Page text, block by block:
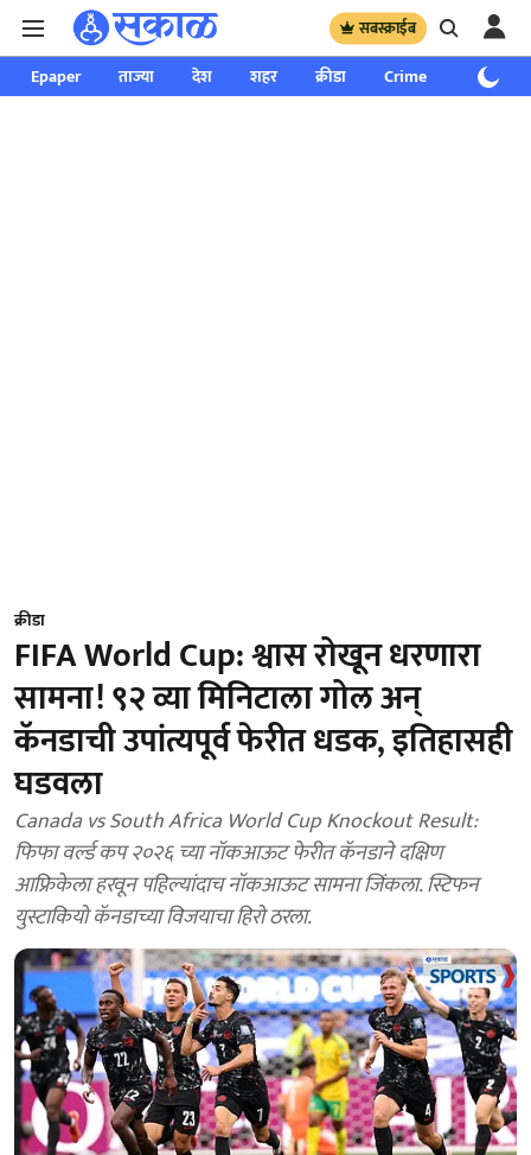
सबस्क्राईब
Epaper ताज्या देश शहर क्रीडा Crime साप्ताहिक
क्रीडा
FIFA World Cup: श्वास रोखून धरणारा
सामना! ९२ व्या मिनिटाला गोल अन्
कॅनडाची उपांत्यपूर्व फेरीत धडक, इतिहासही
घडवला
Canada vs South Africa World Cup Knockout Result:
फिफा वर्ल्ड कप २०२६ च्या नॉकआऊट फेरीत कॅनडाने दक्षिण
आफ्रिकेला हरवून पहिल्यांदाच नॉकआऊट सामना जिंकला. स्टिफन
युस्टाकियो कॅनडाच्या विजयाचा हिरो ठरला.